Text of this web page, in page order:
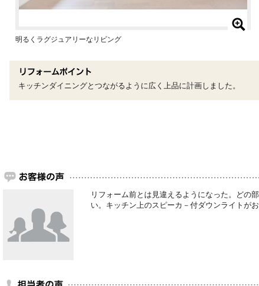
明るくラグジュアリーなリビング
キッチンダイニングとつながるように広く上品に計画しました。
リフォーム前とは見違えるようになった。どの
い。キッチン上のスピーカ－付ダウンライトがお